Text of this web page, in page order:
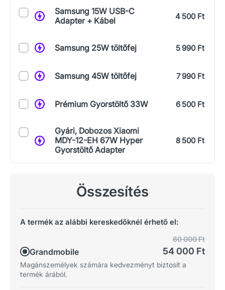
Samsung 15W USB-C
Adapter + Kábel
4 500 Ft
Samsung 25W töltőfej 5 990 Ft
Samsung 45W töltőfej 7 990 Ft
Prémium Gyorstöltő 33W 6 500 Ft
Gyári, Dobozos Xiaomi
MDY-12-EH 67W Hyper
Gyorstöltő Adapter
8 500 Ft
Összesítés
A termék az alábbi kereskedőknél érhető el:
Grandmobile
60 000 Ft
54 000 Ft
Magánszemélyek számára kedvezményt biztosít a
termék árából.